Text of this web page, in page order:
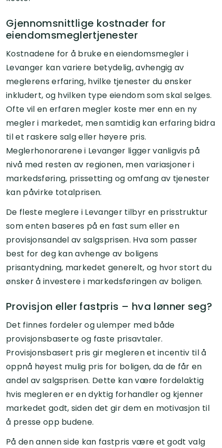
Gjennomsnittlige kostnader for
eiendomsmeglertjenester
Kostnadene for å bruke en eiendomsmegler i
Levanger kan variere betydelig, avhengig av
meglerens erfaring, hvilke tjenester du ønsker
inkludert, og hvilken type eiendom som skal selges.
Ofte vil en erfaren megler koste mer enn en ny
megler i markedet, men samtidig kan erfaring bidra
til et raskere salg eller høyere pris.
Meglerhonorarene i Levanger ligger vanligvis på
nivå med resten av regionen, men variasjoner i
markedsføring, prissetting og omfang av tjenester
kan påvirke totalprisen.
De fleste meglere i Levanger tilbyr en prisstruktur
som enten baseres på en fast sum eller en
provisjonsandel av salgsprisen. Hva som passer
best for deg kan avhenge av boligens
prisantydning, markedet generelt, og hvor stort du
ønsker å investere i markedsføringen av boligen.
Provisjon eller fastpris – hva lønner seg?
Det finnes fordeler og ulemper med både
provisjonsbaserte og faste prisavtaler.
Provisjonsbasert pris gir megleren et incentiv til å
oppnå høyest mulig pris for boligen, da de får en
andel av salgsprisen. Dette kan være fordelaktig
hvis megleren er en dyktig forhandler og kjenner
markedet godt, siden det gir dem en motivasjon til
å presse opp budene.
På den annen side kan fastpris være et godt valg